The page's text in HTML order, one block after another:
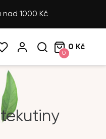
1000 Kč
0
0 Kč